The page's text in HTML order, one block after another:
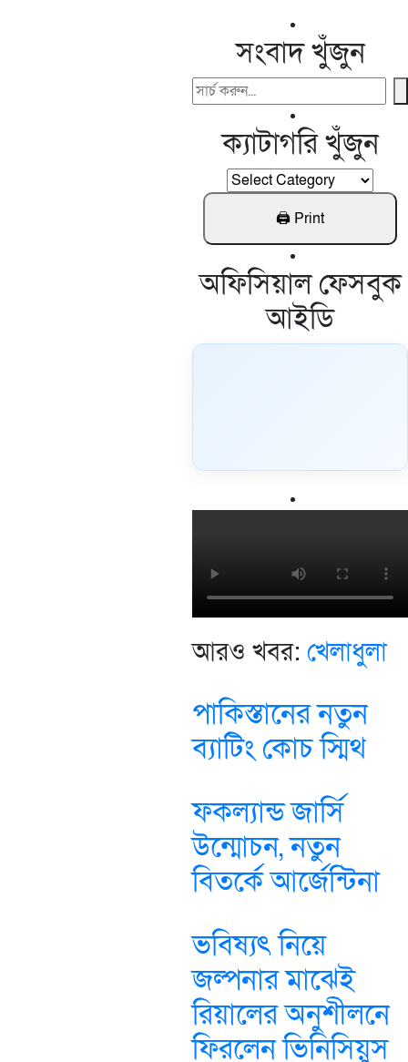
সংবাদ খুঁজুন
Search
For:
ক্যাটাগরি খুঁজুন
ক্যাটাগরি
খুঁজুন
অফিসিয়াল ফেসবুক
আইডি
আরও খবর: খেলাধুলা
পাকিস্তানের নতুন
ব্যাটিং কোচ স্মিথ
ফকল্যান্ড জার্সি
উন্মোচন, নতুন
বিতর্কে আর্জেন্টিনা
ভবিষ্যৎ নিয়ে
জল্পনার মাঝেই
রিয়ালের অনুশীলনে
ফিরলেন ভিনিসিয়ুস